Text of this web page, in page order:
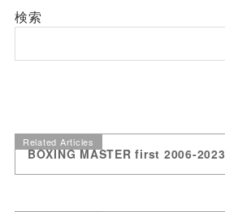
検索
Related Articles
BOXING MASTER first 2006-2023